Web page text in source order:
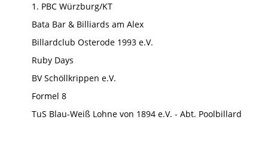
1. PBC Würzburg/KT
Bata Bar & Billiards am Alex
Billardclub Osterode 1993 e.V.
Ruby Days
BV Schöllkrippen e.V.
Formel 8
TuS Blau-Weiß Lohne von 1894 e.V. - Abt. Poolbillard